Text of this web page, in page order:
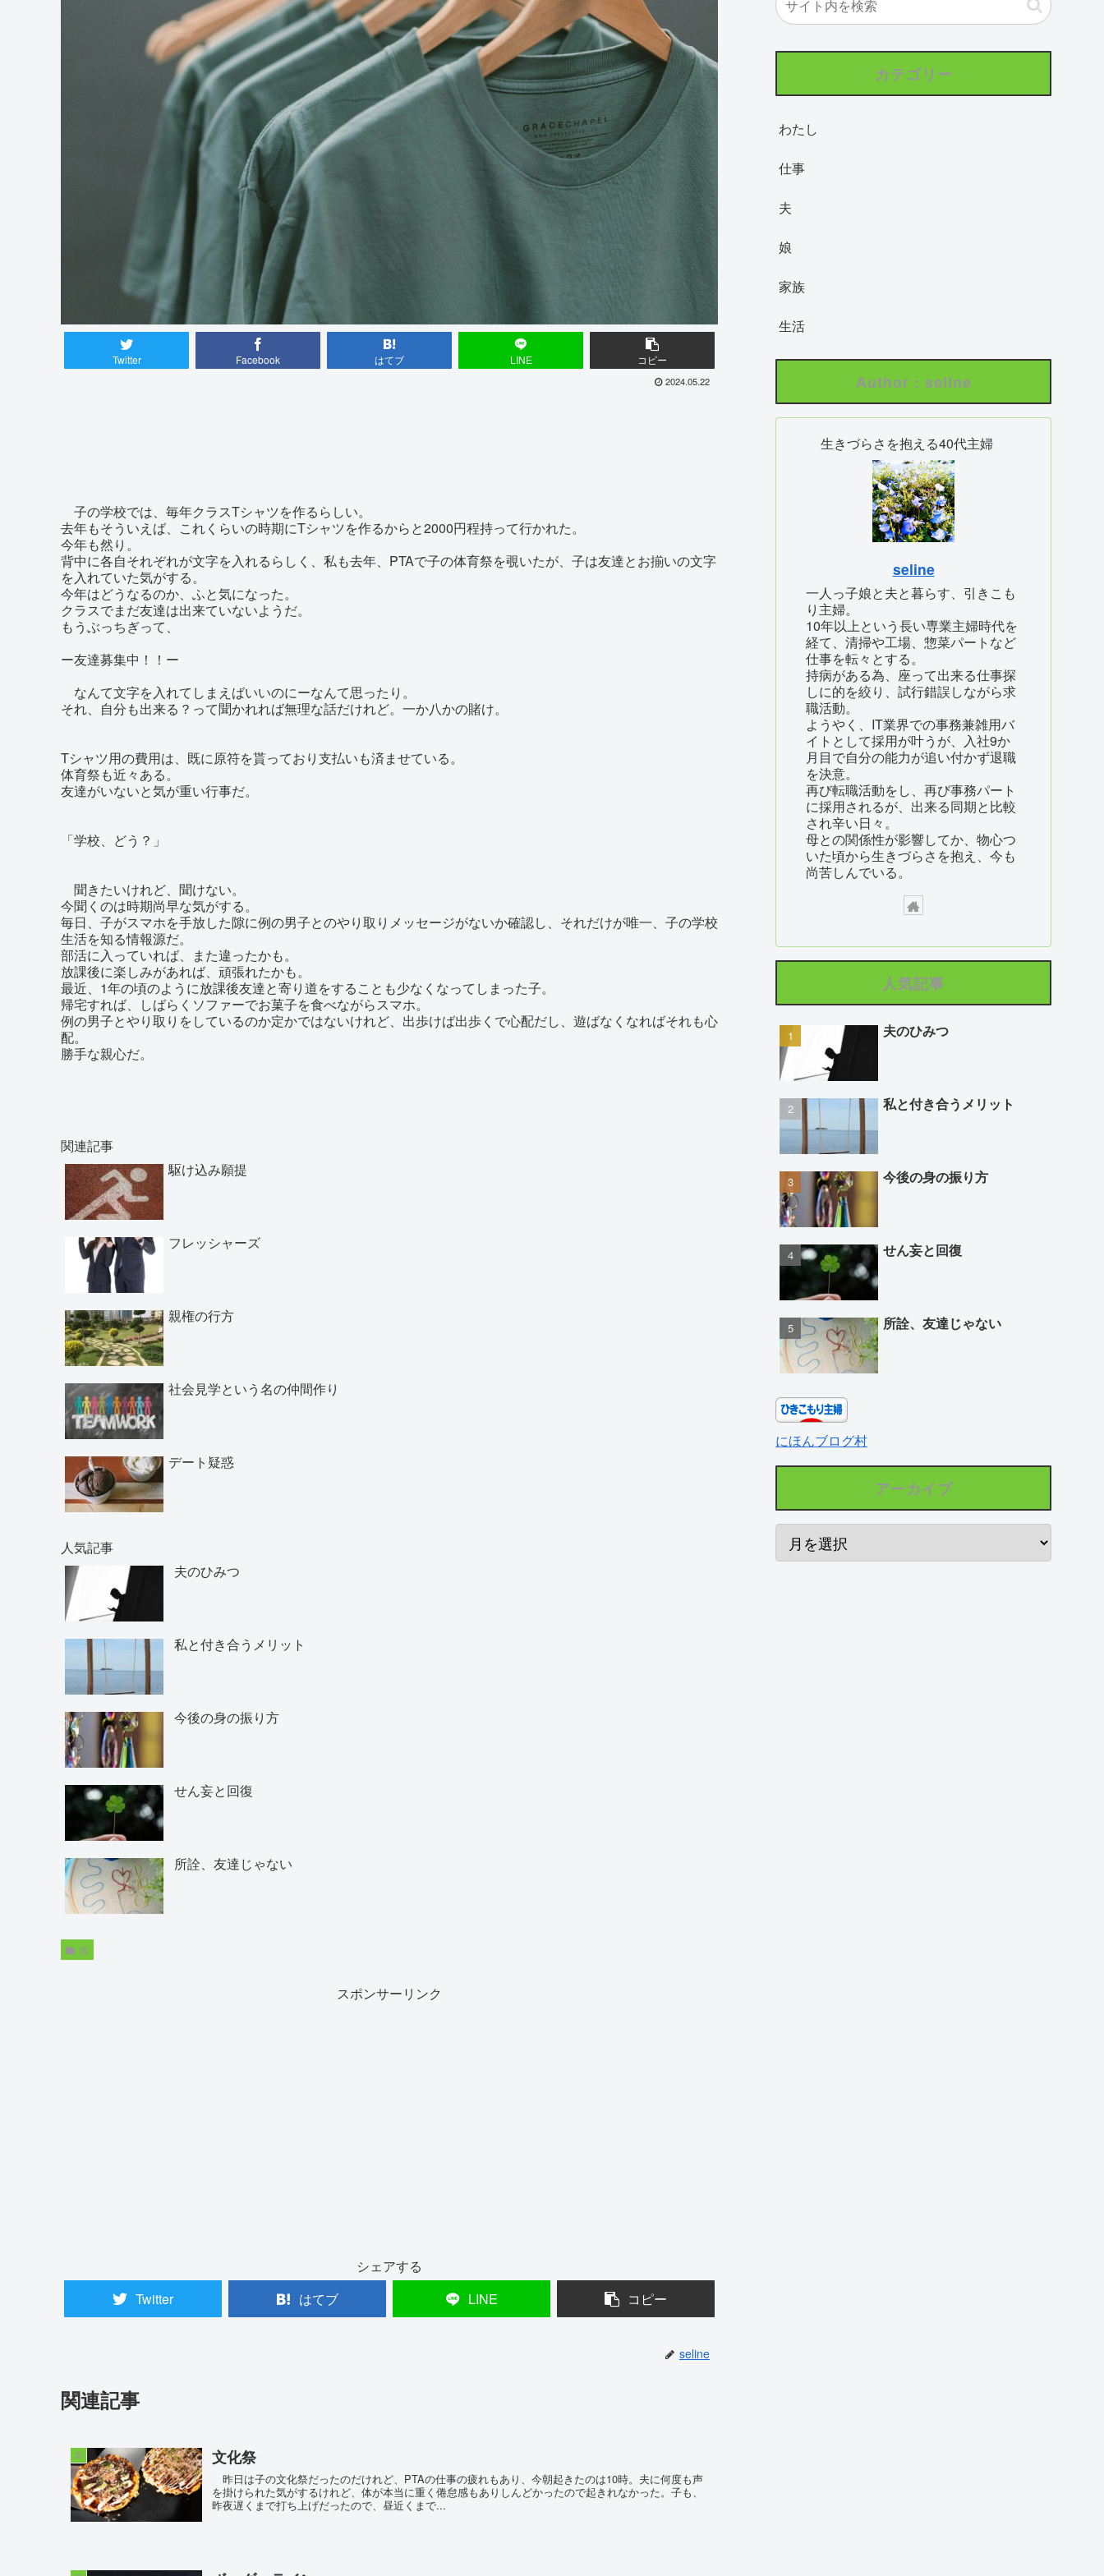
Twitter Facebook はてブ LINE コピー
2024.05.22
子の学校では、毎年クラスTシャツを作るらしい。
去年もそういえば、これくらいの時期にTシャツを作るからと2000円程持って行かれた。
今年も然り。
背中に各自それぞれが文字を入れるらしく、私も去年、PTAで子の体育祭を覗いたが、子は友達とお揃いの文字
を入れていた気がする。
今年はどうなるのか、ふと気になった。
クラスでまだ友達は出来ていないようだ。
もうぶっちぎって、
ー友達募集中！！ー
なんて文字を入れてしまえばいいのにーなんて思ったり。
それ、自分も出来る？って聞かれれば無理な話だけれど。一か八かの賭け。
Tシャツ用の費用は、既に原符を貰っており支払いも済ませている。
体育祭も近々ある。
友達がいないと気が重い行事だ。
「学校、どう？」
聞きたいけれど、聞けない。
今聞くのは時期尚早な気がする。
毎日、子がスマホを手放した隙に例の男子とのやり取りメッセージがないか確認し、それだけが唯一、子の学校
生活を知る情報源だ。
部活に入っていれば、また違ったかも。
放課後に楽しみがあれば、頑張れたかも。
最近、1年の頃のように放課後友達と寄り道をすることも少なくなってしまった子。
帰宅すれば、しばらくソファーでお菓子を食べながらスマホ。
例の男子とやり取りをしているのか定かではないけれど、出歩けば出歩くで心配だし、遊ばなくなればそれも心
配。
勝手な親心だ。
関連記事
駆け込み願提
フレッシャーズ
親権の行方
社会見学という名の仲間作り
デート疑惑
人気記事
夫のひみつ
私と付き合うメリット
今後の身の振り方
せん妄と回復
所詮、友達じゃない
娘
スポンサーリンク
シェアする
Twitter
はてブ LINE コピー
seline
関連記事
娘 文化祭
昨日は子の文化祭だったのだけれど、PTAの仕事の疲れもあり、今朝起きたのは10時。夫に何度も声
を掛けられた気がするけれど、体が本当に重く倦怠感もありしんどかったので起きれなかった。子も、
昨夜遅くまで打ち上げだったので、昼近くまで...
カテゴリー
わたし
仕事
夫
娘
家族
生活
Author : seline
生きづらさを抱える40代主婦
seline
一人っ子娘と夫と暮らす、引きこも
り主婦。
10年以上という長い専業主婦時代を
経て、清掃や工場、惣菜パートなど
仕事を転々とする。
持病がある為、座って出来る仕事探
しに的を絞り、試行錯誤しながら求
職活動。
ようやく、IT業界での事務兼雑用バ
イトとして採用が叶うが、入社9か
月目で自分の能力が追い付かず退職
を決意。
再び転職活動をし、再び事務パート
に採用されるが、出来る同期と比較
され辛い日々。
母との関係性が影響してか、物心つ
いた頃から生きづらさを抱え、今も
尚苦しんでいる。
人気記事
夫のひみつ
私と付き合うメリット
今後の身の振り方
せん妄と回復
所詮、友達じゃない
にほんブログ村
アーカイブ